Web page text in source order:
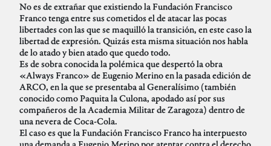
No es de extrañar que existiendo la Fundación Francisco
Franco tenga entre sus cometidos el de atacar las pocas
libertades con las que se maquilló la transición, en este caso la
libertad de expresión. Quizás esta misma situación nos habla
de lo atado y bien atado que quedo todo.
Es de sobra conocida la polémica que despertó la obra
«Always Franco» de Eugenio Merino en la pasada edición de
ARCO, en la que se presentaba al Generalísimo (también
conocido como Paquita la Culona, apodado así por sus
compañeros de la Academia Militar de Zaragoza) dentro de
una nevera de Coca-Cola.
El caso es que la Fundación Francisco Franco ha interpuesto